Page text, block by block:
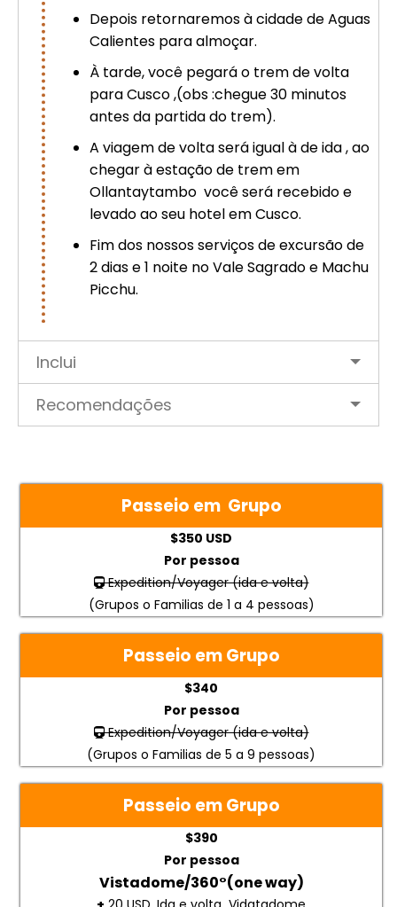
Depois retornaremos à cidade de Aguas
Calientes para almoçar.
À tarde, você pegará o trem de volta
para Cusco ,(obs :chegue 30 minutos
antes da partida do trem).
A viagem de volta será igual à de ida , ao
chegar à estação de trem em
Ollantaytambo você será recebido e
levado ao seu hotel em Cusco.
Fim dos nossos serviços de excursão de
2 dias e 1 noite no Vale Sagrado e Machu
Picchu.
Inclui
Recomendações
Passeio em Grupo
$350 USD
Por pessoa
Expedition/Voyager (ida e volta)
(Grupos o Familias de 1 a 4 pessoas)
Passeio em Grupo
$340
Por pessoa
Expedition/Voyager (ida e volta)
(Grupos o Familias de 5 a 9 pessoas)
Passeio em Grupo
$390
Por pessoa
Vistadome/360°(one way)